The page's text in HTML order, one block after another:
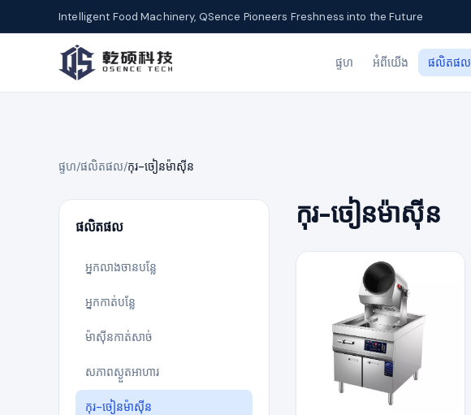
Intelligent Food Machinery, QSence Pioneers Freshness into the Future
ផ្ទហ អំពីយើង ផលិតផល
ផ្ទហ/ផលិតផល/កុរ-ចៀនម៉ាស៊ីន
ផលិតផល
អ្នកលាងចានបន្លែ
អ្នកកាត់បន្លែ
ម៉ាស៊ីនកាត់សាច់
សភាពស្ងួតអាហារ
កុរ-ចៀនម៉ាស៊ីន
កុរ-ចៀនម៉ាស៊ីន